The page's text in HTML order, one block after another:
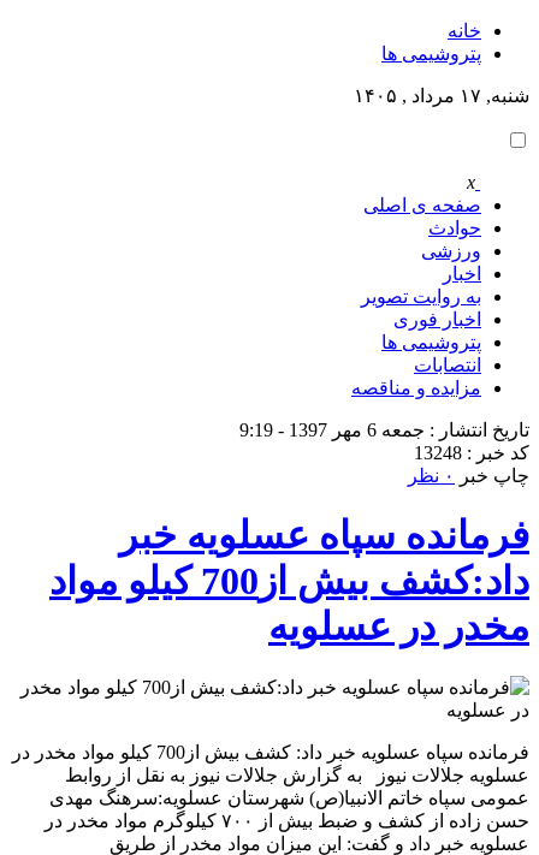
خانه
پتروشيمى ها
شنبه, ۱۷ مرداد , ۱۴۰۵
x
صفحه ی اصلی
حوادث
ورزشی
اخبار
به روایت تصویر
اخبار فوری
پتروشيمى ها
انتصابات
مزایده و مناقصه
تاریخ انتشار : جمعه 6 مهر 1397 - 9:19
کد خبر : 13248
چاپ خبر
۰ نظر
فرمانده سپاه عسلویه خبر
داد:کشف بیش از700 کیلو مواد
مخدر در عسلویه
فرمانده سپاه عسلویه خبر داد: کشف بیش از700 کیلو مواد مخدر در
عسلویه جلالات نيوز به گزارش جلالات نيوز به نقل از روابط
عمومی سپاه خاتم الانبیا(ص) شهرستان عسلويه:سرهنگ مهدی
حسن زاده از کشف و ضبط بیش از ۷۰۰ کیلوگرم مواد مخدر در
عسلویه خبر داد و گفت: این میزان مواد مخدر از طریق